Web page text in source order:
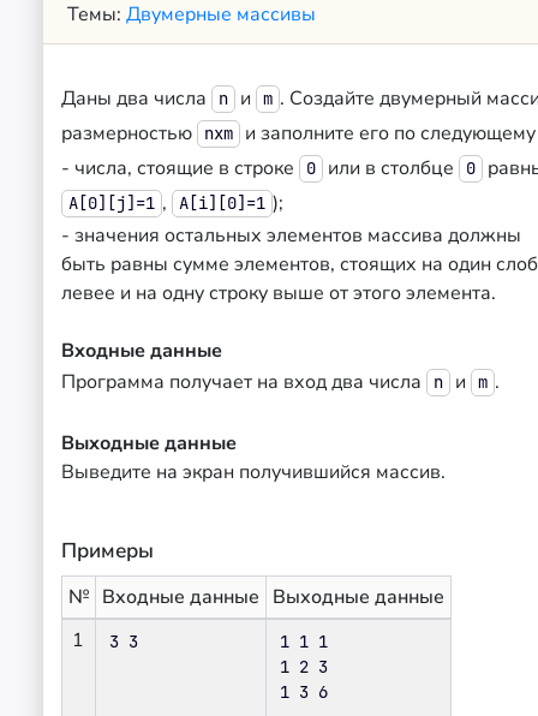
Темы: Двумерные массивы
Даны два числа n и m . Создайте двумерный
размерностью
nхm
и заполните его по
- числа, стоящие в строке
0 или в столбце 0
A[0][j]=1 , A[i][0]=1 );
- значения остальных элементов массива должны
быть равны сумме элементов, стоящих на один
левее и на одну строку выше от этого элемента.
Входные данные
Программа получает на вход два числа
n и m .
Выходные данные
Выведите на экран получившийся массив.
Примеры
№ Входные данные Выходные данные
1
3 3
1 1 1
1 2 3
1 3 6